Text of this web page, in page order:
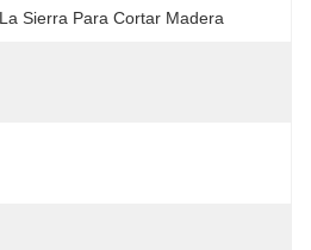
Sierra Para Cortar Madera